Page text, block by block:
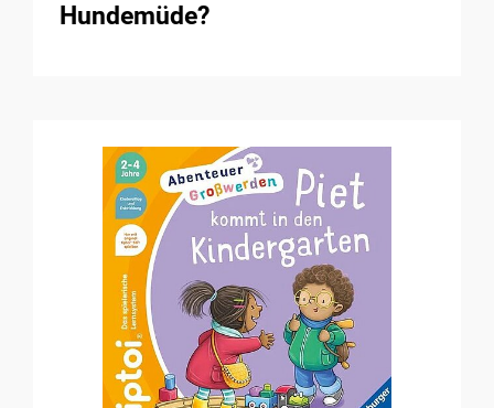
Hundemüde?